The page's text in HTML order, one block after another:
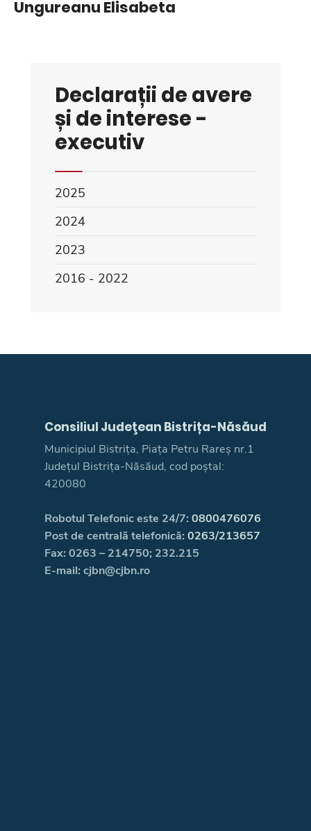
Ungureanu Elisabeta
Declarații de avere
și de interese -
executiv
2025
2024
2023
2016 - 2022
Consiliul Judeţean Bistrița-Năsăud
Municipiul Bistrița, Piața Petru Rareș nr.1
Județul Bistrița-Năsăud, cod poștal:
420080
Robotul Telefonic este 24/7: 0800476076
Post de centrală telefonică: 0263/213657
Fax: 0263 – 214750; 232.215
E-mail: cjbn@cjbn.ro